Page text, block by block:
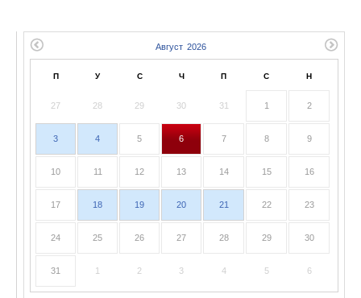
П У С Ч П С Н
27 28 29 30 31 1 2
3 4 5 6 7 8 9
10 11 12 13 14 15 16
17 18 19 20 21 22 23
24 25 26 27 28 29 30
31 1 2 3 4 5 6